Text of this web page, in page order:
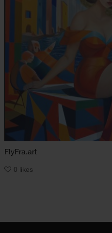
FlyFra.art
0 likes